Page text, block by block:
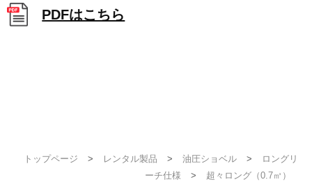
PDFはこちら
トップページ > レンタル製品 > 油圧ショベル >
ロングリ
ーチ仕様
> 超々ロング（0.7㎥）